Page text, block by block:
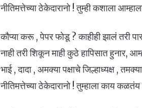
नीतिमत्तेच्या ठेकेदारानो ! तुम्ही कशाला
कौप्या करू , पेपर फोडू ? काहीही झालं तरी
नाही तरी शिकून माही कुठे हापिसात हुनार,
भाई , दादा , अमक्या पक्षाचे जिल्हाध्यक्ष ,
नीतिमत्तेच्या ठेकेदारानो ! तुम्हाला काय